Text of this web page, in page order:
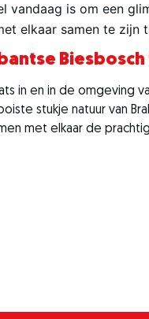
vandaag is om een
elkaar samen te zijn
Biesbosch
in en in de omgeving
stukje natuur van
met elkaar de